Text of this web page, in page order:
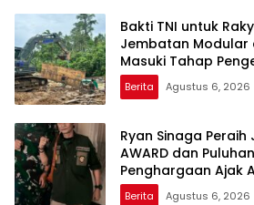
Bakti TNI untuk
Jembatan Modular
Masuki Tahap
Berita Agustus 6, 2026
Ryan Sinaga Peraih
AWARD dan
Penghargaan Ajak
Publikasi Kegiatan
Berita Agustus 6, 2026